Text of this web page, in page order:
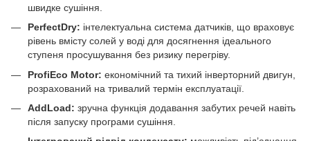
швидке сушіння.
PerfectDry: інтелектуальна система датчиків, що враховує
рівень вмісту солей у воді для досягнення ідеального
ступеня просушування без ризику перегріву.
ProfiEco Motor: економічний та тихий інверторний двигун,
розрахований на тривалий термін експлуатації.
AddLoad: зручна функція додавання забутих речей навіть
після запуску програми сушіння.